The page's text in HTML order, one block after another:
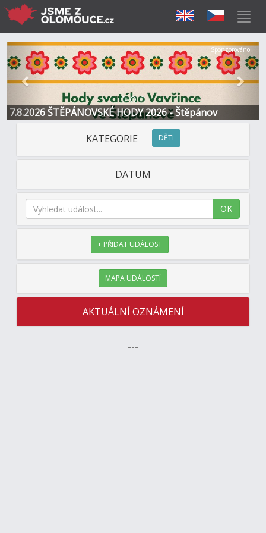
7.8.2026 ŠTĚPÁNOVSKÉ HODY 2026 - Štěpánov
Předchozí Další
Sponzorováno
KATEGORIE DĚTI
DATUM
OK
+ PŘIDAT UDÁLOST
MAPA UDÁLOSTÍ
AKTUÁLNÍ OZNÁMENÍ
---